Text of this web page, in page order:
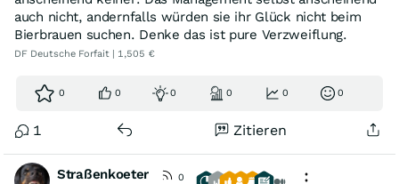
siechen. Man sollte meinen, dass die Firma mit den sich
auftuenden Chancen im Iran alle Hände voll zu tun haben
wird, anstatt sich mit schlechter operativer Entwicklung
bei der Vagabund rumzuschlagen.
auch nicht, andernfalls würden sie ihr Glück nicht beim
Bierbrauen suchen. Denke das ist pure Verzweiflung.
DF Deutsche Forfait | 1,505 €
0 0 0 0 0 0
1 Zitieren
Straßenkoeter
0